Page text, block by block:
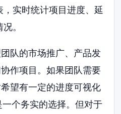
实时统计项目进度、延
。
团队的市场推广、产品发
作项目。如果团队需要
望有一定的进度可视化
个务实的选择。但对于